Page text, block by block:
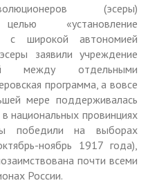
(эсеры)
«установление
с широкой автономией
заявили учреждение
между отдельными
программа, а вовсе
мере поддерживалась
национальных провинциях
победили на выборах
ноябрь 1917 года),
почти всеми
России.